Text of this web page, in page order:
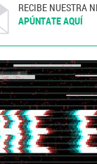
RECIBE NUESTRA
APÚNTATE AQUÍ